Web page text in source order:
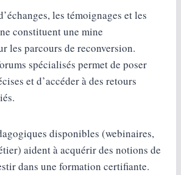
les témoignages et les
constituent une mine
les parcours de reconversion.
spécialisés permet de poser
et d’accéder à des retours
disponibles (webinaires,
aident à acquérir des notions de
dans une formation certifiante.